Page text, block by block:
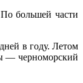
большей части
в году. Летом
— черноморский